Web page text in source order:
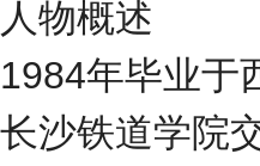
人物概述
1984年毕业于
长沙铁道学院